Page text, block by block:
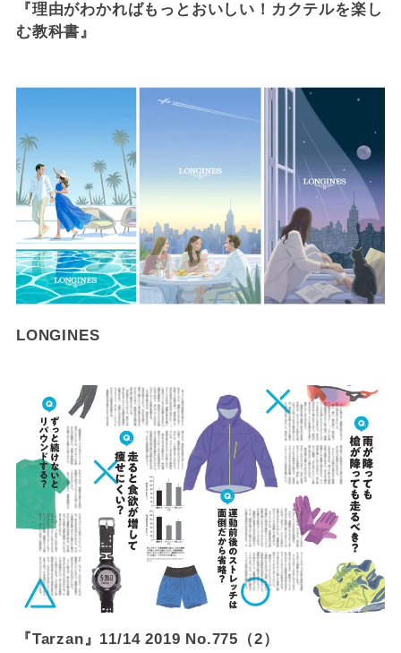
『理由がわかればもっとおいしい！カクテルを楽し
む教科書』
LONGINES
『Tarzan』11/14 2019 No.775（2）